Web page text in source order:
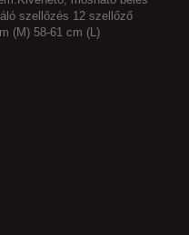
szellőzés 12 szellőző
(M) 58-61 cm (L)